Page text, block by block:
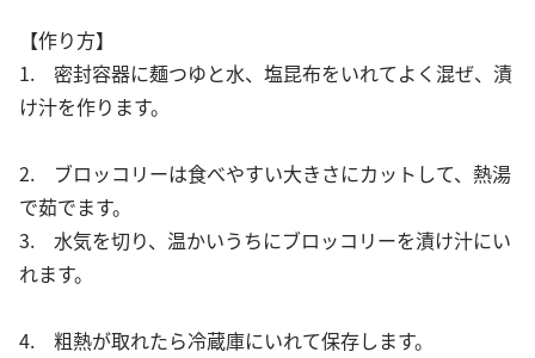
【作り方】
1. 密封容器に麺つゆと水、塩昆布をいれてよく混ぜ、漬
け汁を作ります。
2. ブロッコリーは食べやすい大きさにカットして、熱湯
で茹でます。
3. 水気を切り、温かいうちにブロッコリーを漬け汁にい
れます。
4. 粗熱が取れたら冷蔵庫にいれて保存します。